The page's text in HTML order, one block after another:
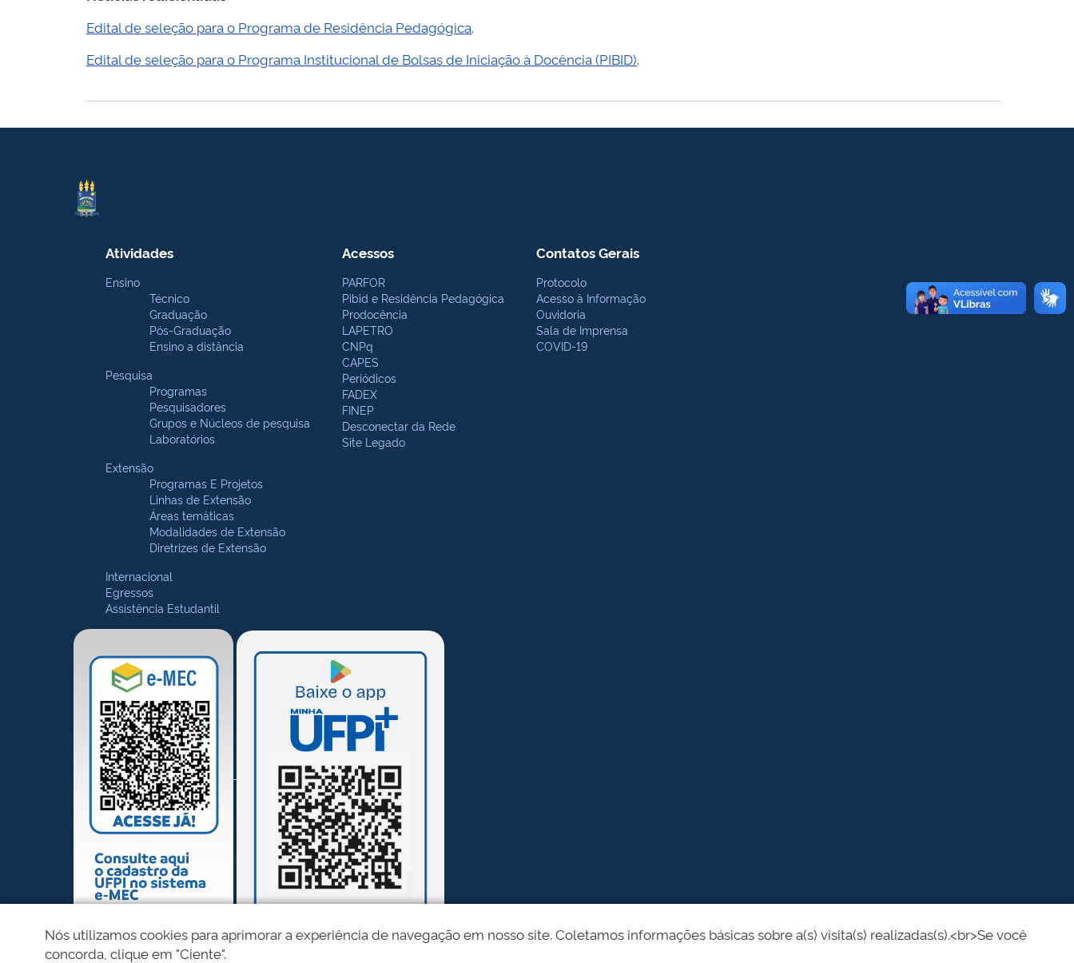
Edital de seleção para o Programa de Residência Pedagógica.
Edital de seleção para o Programa Institucional de Bolsas de Iniciação à Docência (PIBID).
Atividades
Ensino
Técnico
Graduação
Pós-Graduação
Ensino a distância
Pesquisa
Programas
Pesquisadores
Grupos e Núcleos de pesquisa
Laboratórios
Extensão
Programas E Projetos
Linhas de Extensão
Áreas temáticas
Modalidades de Extensão
Diretrizes de Extensão
Internacional
Egressos
Assistência Estudantil
Acessos
PARFOR
Pibid e Residência Pedagógica
Prodocência
LAPETRO
CNPq
CAPES
Periódicos
FADEX
FINEP
Desconectar da Rede
Site Legado
Contatos Gerais
Protocolo
Acesso à Informação
Ouvidoria
Sala de Imprensa
COVID-19
Nós utilizamos cookies para aprimorar a experiência de navegação em nosso site. Coletamos informações básicas sobre a(s) visita(s) realizadas(s).<br>Se você
concorda, clique em "Ciente".